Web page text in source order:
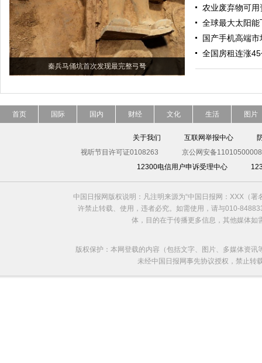
秦兵马俑坑首次发现最完整弓弩
农业废弃物可
全球最大太阳
国产手机高端市
全国房租连涨
首页 国际 国内 财经 文化 生活 图片
关于我们 互联网举报中心
视听节目许可证0108263
京公网安备
12300电信用户申诉受理中心
中国日报网版权说明：凡注明来源为“中国日报网：XXX（
许禁止转载、使用，违者必究。如需使用，请与010-
体，目的在于传播更多信息，其他媒体
版权保护：本网登载的内容（包括文字、图片、多媒体资
未经中国日报网事先协议授权，禁止转